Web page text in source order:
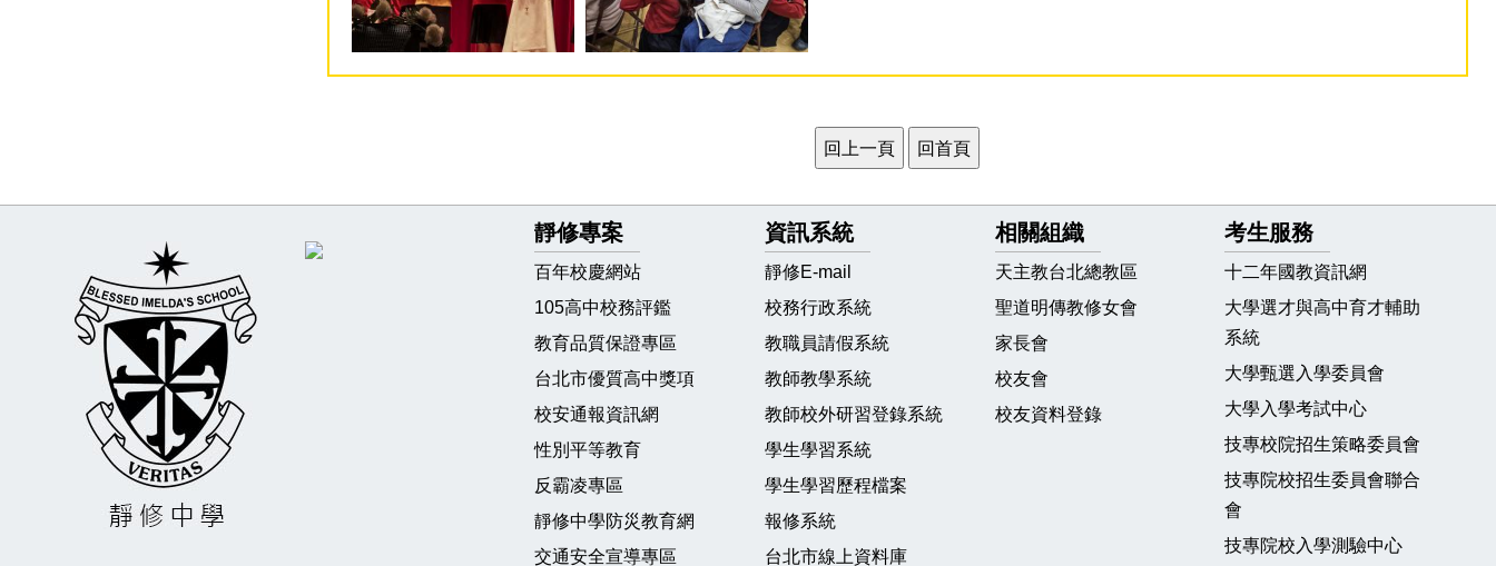
靜修專案
百年校慶網站
105高中校務評鑑
教育品質保證專區
台北市優質高中獎項
校安通報資訊網
性別平等教育
反霸凌專區
靜修中學防災教育網
交通安全宣導專區
資訊系統
靜修E-mail
校務行政系統
教職員請假系統
教師教學系統
教師校外研習登錄系統
學生學習系統
學生學習歷程檔案
報修系統
台北市線上資料庫
相關組織
天主教台北總教區
聖道明傳教修女會
家長會
校友會
校友資料登錄
考生服務
十二年國教資訊網
大學選才與高中育才輔助
系統
大學甄選入學委員會
大學入學考試中心
技專校院招生策略委員會
技專院校招生委員會聯合
會
技專院校入學測驗中心